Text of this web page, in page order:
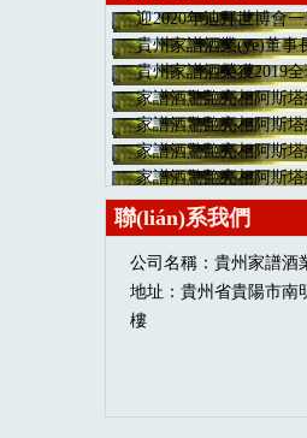
家譜酒驚艷亮相阿斯
家譜酒驚艷亮相阿斯
家譜酒驚艷亮相阿斯
家譜酒驚艷亮相阿斯
聯(lián)系我們
公司名稱：貴州家譜酒
地址：貴州省貴陽市南
樓